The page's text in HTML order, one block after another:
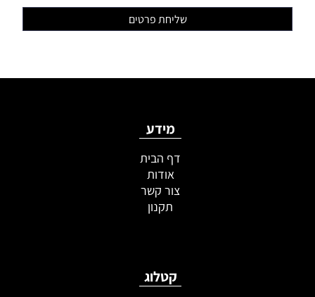
מידע
דף הבית
אודות
צור קשר
תקנון
קטלוג